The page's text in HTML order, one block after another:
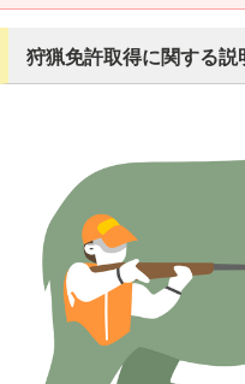
狩猟免許取得に関する説